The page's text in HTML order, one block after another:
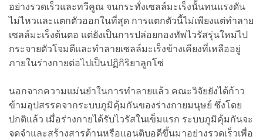
อย่างรวดเร็วและทวีคูณ จนกระทั่งเซลล์มะเร็งนั้นทนแรงดัน
ไม่ไหวและแตกตัวออกในที่สุด การแตกตัวนี้ไม่เพียงแต่ทำลาย
เซลล์มะเร็งต้นตอ แต่ยังเป็นการปล่อยกองทัพไวรัสรุ่นใหม่ไป
กระจายตัวโจมตีและทำลายเซลล์มะเร็งข้างเคียงที่เหลืออยู่
ภายในร่างกายต่อไปเป็นปฏิกิริยาลูกโซ่
นอกจากความแม่นยำในการทำลายแล้ว คณะวิจัยยังได้ก้าว
ข้ามอุปสรรคจากระบบภูมิคุ้มกันของร่างกายมนุษย์ ซึ่งโดย
ปกติแล้ว เมื่อร่างกายได้รับไวรัสในเข็มแรก ระบบภูมิคุ้มกันจะ
จดจำและสร้างสารต้านหรือแอนติบอดีขึ้นมาอย่างรวดเร็วเพื่อ